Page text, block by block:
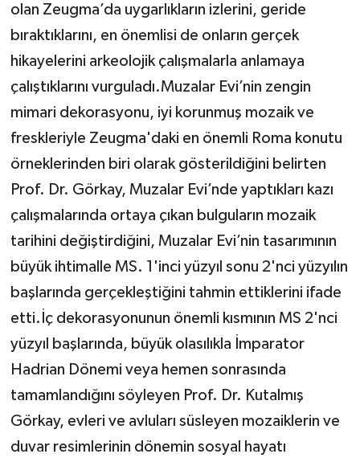
olan Zeugma’da uygarlıkların izlerini, geride
bıraktıklarını, en önemlisi de onların gerçek
hikayelerini arkeolojik çalışmalarla anlamaya
çalıştıklarını vurguladı.Muzalar Evi’nin zengin
mimari dekorasyonu, iyi korunmuş mozaik ve
freskleriyle Zeugma'daki en önemli Roma konutu
örneklerinden biri olarak gösterildiğini belirten
Prof. Dr. Görkay, Muzalar Evi’nde yaptıkları kazı
çalışmalarında ortaya çıkan bulguların mozaik
tarihini değiştirdiğini, Muzalar Evi’nin tasarımının
büyük ihtimalle MS. 1'inci yüzyıl sonu 2'nci yüzyılın
başlarında gerçekleştiğini tahmin ettiklerini ifade
etti.İç dekorasyonunun önemli kısmının MS 2'nci
yüzyıl başlarında, büyük olasılıkla İmparator
Hadrian Dönemi veya hemen sonrasında
tamamlandığını söyleyen Prof. Dr. Kutalmış
Görkay, evleri ve avluları süsleyen mozaiklerin ve
duvar resimlerinin dönemin sosyal hayatı